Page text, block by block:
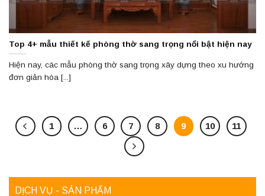
Top 4+ mẫu thiết kế phòng thờ sang trọng nổi bật hiện nay
Hiện nay, các mẫu phòng thờ sang trọng xây dựng theo xu hướng
đơn giản hóa [...]
1 … 6 7 8 9 10 11
DỊCH VỤ - SẢN PHẨM